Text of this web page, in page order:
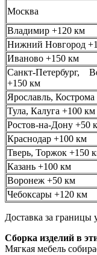
Москва
Владимир +120 км
Нижний Новгород
Иваново +150 км
Санкт-Петербург,
+150 км
Ярославль,
Тула, Калуга +100 км
Ростов-на-Дону +50
Краснодар +100 км
Тверь, Торжок +150
Казань +100 км
Воронеж +50 км
Чебоксары +120 км
Доставка за границы
Сборка изделий в
Мягкая мебель